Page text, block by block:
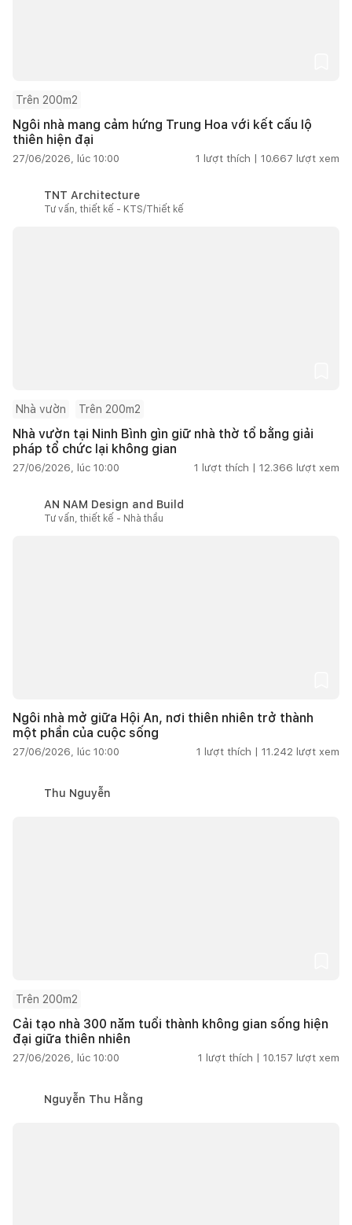
Trên 200m2
Ngôi nhà mang cảm hứng Trung Hoa với kết cấu lộ
thiên hiện đại
27/06/2026, lúc 10:00 1 lượt thích | 10.667 lượt xem
TNT Architecture
Tư vấn, thiết kế - KTS/Thiết kế
Nhà vườn Trên 200m2
Nhà vườn tại Ninh Bình gìn giữ nhà thờ tổ bằng giải
pháp tổ chức lại không gian
27/06/2026, lúc 10:00 1 lượt thích | 12.366 lượt xem
AN NAM Design and Build
Tư vấn, thiết kế - Nhà thầu
Ngôi nhà mở giữa Hội An, nơi thiên nhiên trở thành
một phần của cuộc sống
27/06/2026, lúc 10:00 1 lượt thích | 11.242 lượt xem
Thu Nguyễn
Trên 200m2
Cải tạo nhà 300 năm tuổi thành không gian sống hiện
đại giữa thiên nhiên
27/06/2026, lúc 10:00 1 lượt thích | 10.157 lượt xem
Nguyễn Thu Hằng